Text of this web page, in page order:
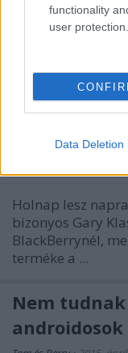
functionality
user protection.
Data Deletion
A
Holnap lesz
bizonyos Gary
BlackBerrynél,
terméke a ...
Nem
androidosok